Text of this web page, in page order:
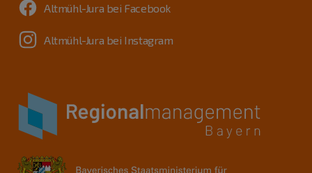
Altmühl-Jura bei Facebook
Altmühl-Jura bei Instagram